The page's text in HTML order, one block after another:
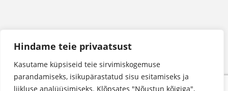
Hindame teie privaatsust
Kasutame küpsiseid teie sirvimiskogemuse
parandamiseks, isikupärastatud sisu esitamiseks ja
liikluse analüüsimiseks. Klõpsates "Nõustun kõigiga",